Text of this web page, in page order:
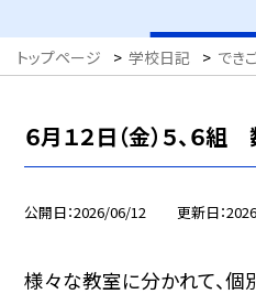
トップページ > 学校日記 > でき
６月１２日（金）５、６
公開日 2026/06/12 更新日
様々な教室に分かれて、